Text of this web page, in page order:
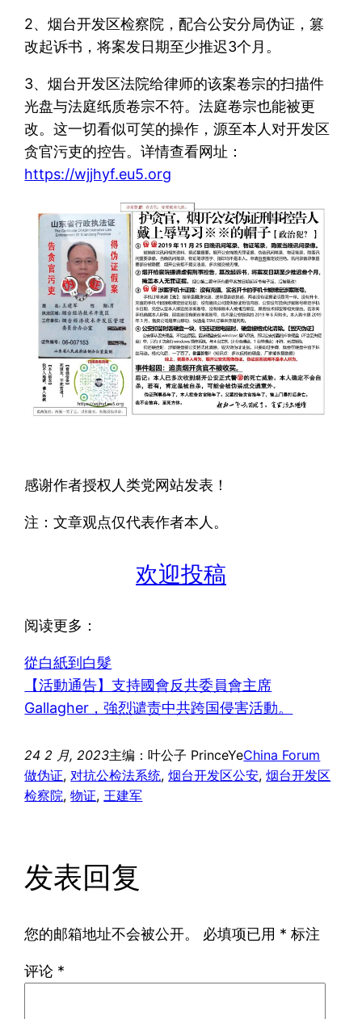
2、烟台开发区检察院，配合公安分局伪证，篡
改起诉书，将案发日期至少推迟3个月。
3、烟台开发区法院给律师的该案卷宗的扫描件
光盘与法庭纸质卷宗不符。法庭卷宗也能被更
改。这一切看似可笑的操作，源至本人对开发区
贪官污吏的控告。详情查看网址：
https://wjjhyf.eu5.org
感谢作者授权人类党网站发表！
注：文章观点仅代表作者本人。
欢迎投稿
阅读更多：
從白紙到白髮
【活動通告】支持國會反共委員會主席
Gallagher，強烈谴责中共跨国侵害活動。
24 2 月, 2023主编：叶公子 PrinceYeChina Forum
做伪证, 对抗公检法系统, 烟台开发区公安, 烟台开发区
检察院, 物证, 王建军
发表回复
您的邮箱地址不会被公开。 必填项已用 * 标注
评论 *